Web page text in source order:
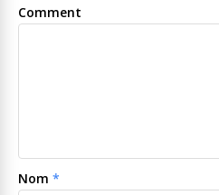
Comment
Nom *